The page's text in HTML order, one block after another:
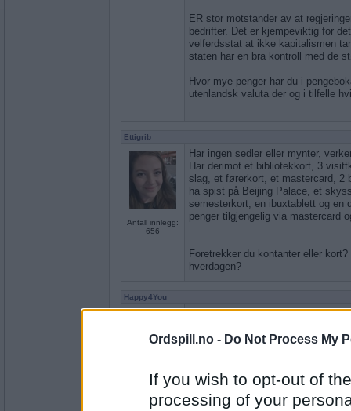
Ordspill.no - Do Not Process My
If you wish to opt-out of
processing of your
ER stor motstander av at
bedrifter. Det er kjempeviktig for
velferdsstat at ikke kapitalismen
staten har en bra kontroll med de
Hvor mye penger har du i
utenlandsk valuta der og i tilfelle
Ettigrib
Antall innlegg:
656
Har ingen sedler eller mynter,
Har derimot et bibliotekkort, 3
slag, et førerkort, et mastercard, 2
ha spist på Beijing Palace, et
semesterkort, en ibuxtablett og en
penger tilgjengelig via mastercard
Foretrekker du kontanter eller
hverdagen?
Happy4You
Antall innlegg:
Mest kort.
Hva ønsker du deg til Jul?